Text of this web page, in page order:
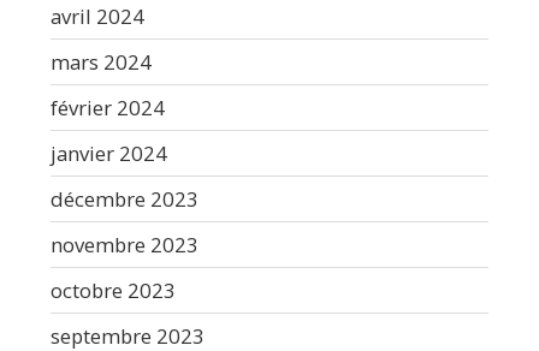
avril 2024
mars 2024
février 2024
janvier 2024
décembre 2023
novembre 2023
octobre 2023
septembre 2023